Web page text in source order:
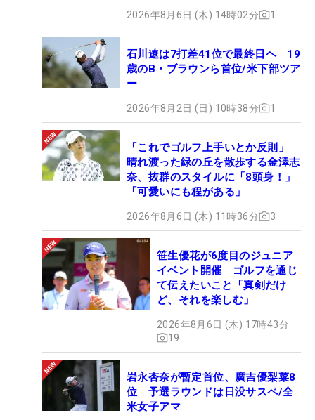
2026年8月6日 (木) 14時02分 1
石川遼は7打差41位で最終日ヘ 19
歳のB・ブラウンら首位/米下部ツア
ー
2026年8月2日 (日) 10時38分 1
「これでゴルフ上手いとか反則」
晴れ渡った緑の丘を散歩する金澤志
奈、抜群のスタイルに「8頭身！」
「可愛いにも程がある」
2026年8月6日 (木) 11時36分 3
笹生優花が6度目のジュニア
イベント開催 ゴルフを通じ
て伝えたいこと「真剣だけ
ど、それを楽しむ」
2026年8月6日 (木) 17時43分
19
岩永杏奈が暫定首位、廣吉優梨菜8
位 予選ラウンドは日没サスペ/全
米女子アマ